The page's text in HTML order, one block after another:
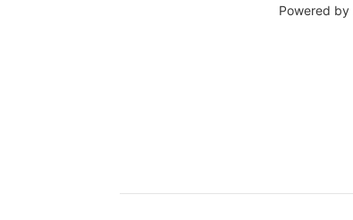
Powered by